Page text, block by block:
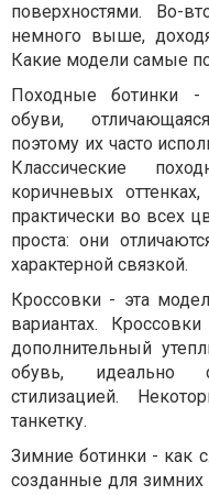
поверхностями. Во-
немного выше,
Какие модели самые
Походные ботинки -
обуви,
поэтому их часто
Классические
коричневых
практически во всех
проста: они
характерной связкой.
Кроссовки - эта
вариантах.
дополнительный
обувь, идеально
стилизацией.
танкетку.
Зимние ботинки - как
созданные для